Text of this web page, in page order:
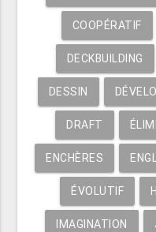
COOPÉRATIF
DECKBUILDING
DESSIN
DRAFT
ENCHÈRES
ÉVOLUTIF
IMAGINATION